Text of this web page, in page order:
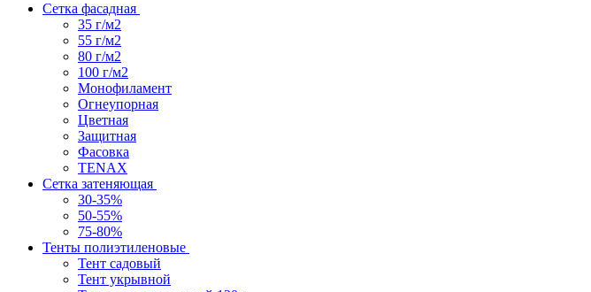
Сетка фасадная
35 г/м2
55 г/м2
80 г/м2
100 г/м2
Монофиламент
Огнеупорная
Цветная
Защитная
Фасовка
TENAX
Сетка затеняющая
30-35%
50-55%
75-80%
Тенты полиэтиленовые
Тент садовый
Тент укрывной